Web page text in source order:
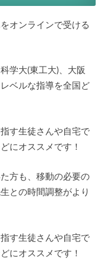
オンラインで受ける
学大(東工大)、大阪
ベルな指導を全国ど
す生徒さんや自宅で
にオススメです！
方も、移動の必要の
との時間調整がより
す生徒さんや自宅で
にオススメです！